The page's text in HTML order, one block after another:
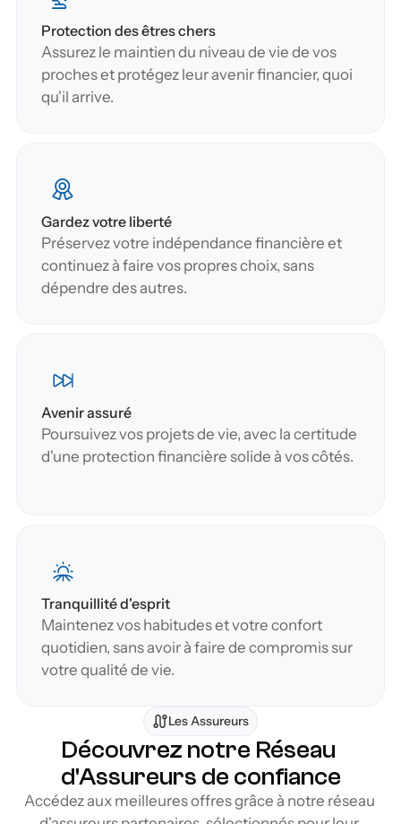
Protection des êtres chers
Assurez le maintien du niveau de vie de vos
proches et protégez leur avenir financier, quoi
qu'il arrive.
Gardez votre liberté
Préservez votre indépendance financière et
continuez à faire vos propres choix, sans
dépendre des autres.
Avenir assuré
Poursuivez vos projets de vie, avec la certitude
d'une protection financière solide à vos côtés.
Tranquillité d'esprit
Maintenez vos habitudes et votre confort
quotidien, sans avoir à faire de compromis sur
votre qualité de vie.
Les Assureurs
Découvrez notre Réseau
d'Assureurs de confiance
Accédez aux meilleures offres grâce à notre réseau